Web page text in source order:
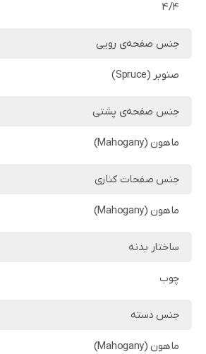
4/4
جنس صفحه‌ی رویی
صنوبر (Spruce)
جنس صفحه‌ی پشتی
ماهون (Mahogany)
جنس صفحات کناری
ماهون (Mahogany)
ساختار بدنه
چوب
جنس دسته
ماهون (Mahogany)